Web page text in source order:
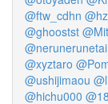
@ftw_cdhn
@ghoostst
@xyztaro
@ushijimaou
@hichu000